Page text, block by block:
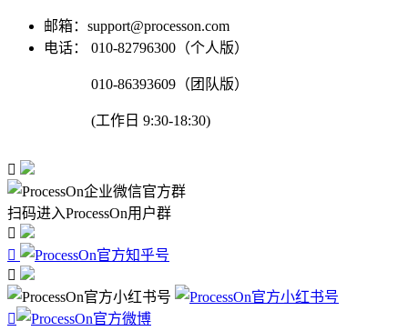
邮箱：support@processon.com
电话：
010-82796300（个人版）
010-86393609（团队版）
(工作日 9:30-18:30)

扫码进入ProcessOn用户群



